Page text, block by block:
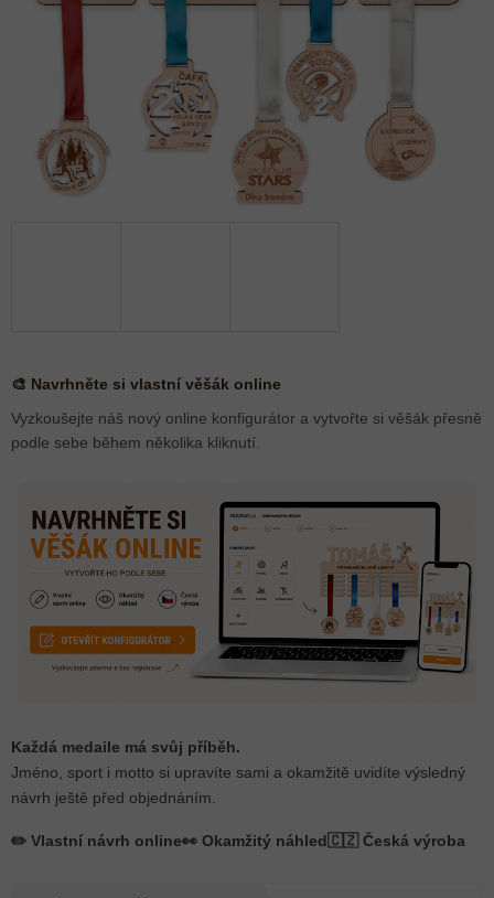
🎨 Navrhněte si vlastní věšák online
Vyzkoušejte náš nový online konfigurátor a vytvořte si věšák přesně
podle sebe během několika kliknutí.
Každá medaile má svůj příběh.
Jméno, sport i motto si upravíte sami a okamžitě uvidíte výsledný
návrh ještě před objednáním.
✏️ Vlastní návrh online👀 Okamžitý náhled 🇨🇿 Česká výroba